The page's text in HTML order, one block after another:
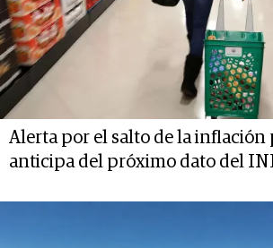
Alerta por el salto de la inflación
anticipa del próximo dato del